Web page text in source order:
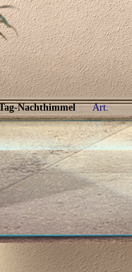
Nachthimmel
Art.